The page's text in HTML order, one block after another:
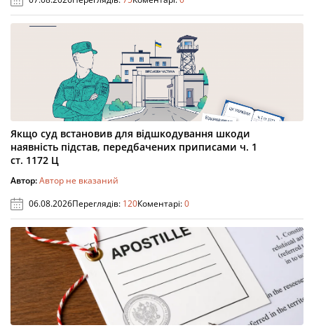
Якщо суд встановив для відшкодування шкоди
наявність підстав, передбачених приписами ч. 1
ст. 1172 Ц
Автор:Автор не вказаний
06.08.2026Переглядів: 120Коментарі:0